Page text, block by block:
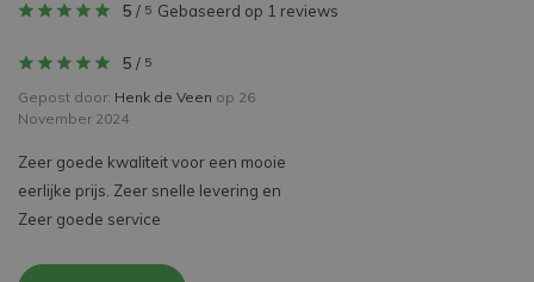
5 / 5 Gebaseerd op 1 reviews
5 / 5
Gepost door: Henk de Veen op 26
November 2024
Zeer goede kwaliteit voor een mooie
eerlijke prijs. Zeer snelle levering en
Zeer goede service